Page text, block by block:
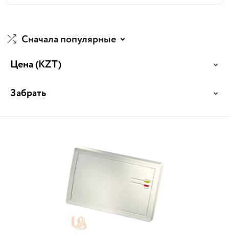
Сначала популярные
Цена(KZT)
Забрать